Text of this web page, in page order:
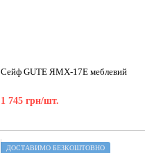
Сейф GUTE ЯМХ-17Е меблевий
1 745 грн/шт.
ДОСТАВИМО БЕЗКОШТОВНО